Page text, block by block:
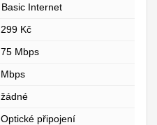
Basic Internet
299 Kč
75 Mbps
Mbps
žádné
Optické připojení